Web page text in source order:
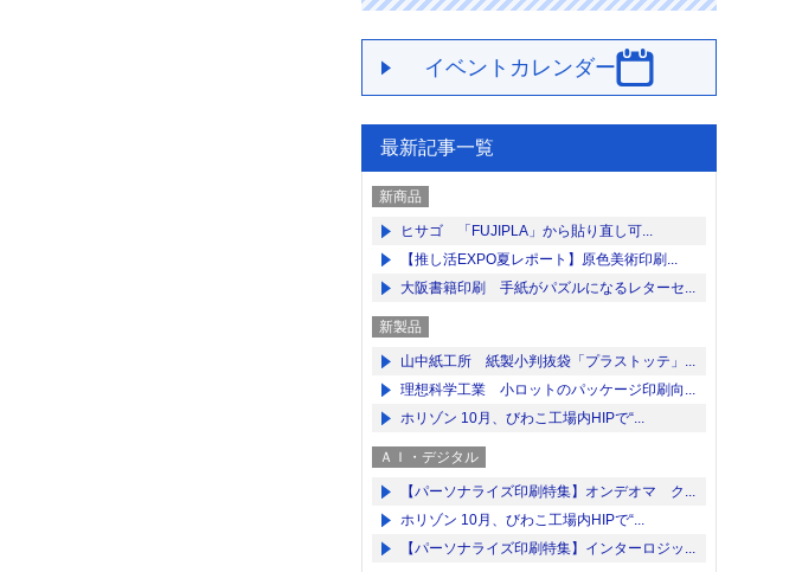
イベントカレンダー
最新記事一覧
新商品
ヒサゴ 「FUJIPLA」から貼り直し可...
【推し活EXPO夏レポート】原色美術印刷...
大阪書籍印刷 手紙がパズルになるレターセ...
新製品
山中紙工所 紙製小判抜袋「プラストッテ」...
理想科学工業 小ロットのパッケージ印刷向...
ホリゾン 10月、びわこ工場内HIPで“...
ＡＩ・デジタル
【パーソナライズ印刷特集】オンデオマ ク...
ホリゾン 10月、びわこ工場内HIPで“...
【パーソナライズ印刷特集】インターロジッ...